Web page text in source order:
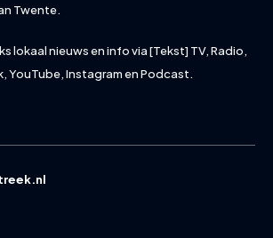
Twente.
lokaal nieuws en info via [Tekst] TV, Radio,
YouTube, Instagram en Podcast.